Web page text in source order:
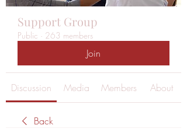
Support Group
Public · 263 members
Join
Discussion Media Members About
Back